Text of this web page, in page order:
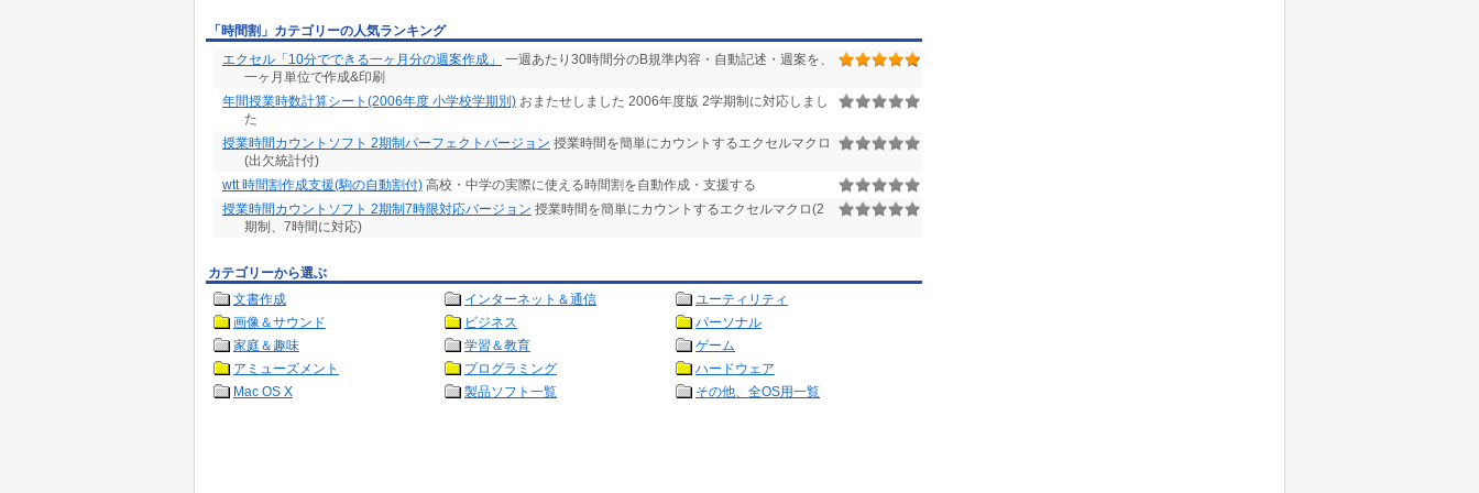
「時間割」カテゴリーの人気ランキング
エクセル「10分でできる一ヶ月分の週案作成」
一週あたり30時間分のB規準内容・自動記述・週案を、
一ヶ月単位で作成&印刷
年間授業時数計算シート(2006年度 小学校学期別) おまたせしました 2006年度版 2学期制に対応しまし
た
授業時間カウントソフト 2期制パーフェクトバージョン 授業時間を簡単にカウントするエクセルマクロ
(出欠統計付)
wtt 時間割作成支援(駒の自動割付) 高校・中学の実際に使える時間割を自動作成・支援する
授業時間カウントソフト 2期制7時限対応バージョン 授業時間を簡単にカウントするエクセルマクロ(2
期制、7時間に対応)
カテゴリーから選ぶ
文書作成
インターネット＆通信
ユーティリティ
画像＆サウンド
ビジネス
パーソナル
家庭＆趣味
学習＆教育
ゲーム
アミューズメント
プログラミング
ハードウェア
Mac OS X
製品ソフト一覧 その他、全OS用一覧